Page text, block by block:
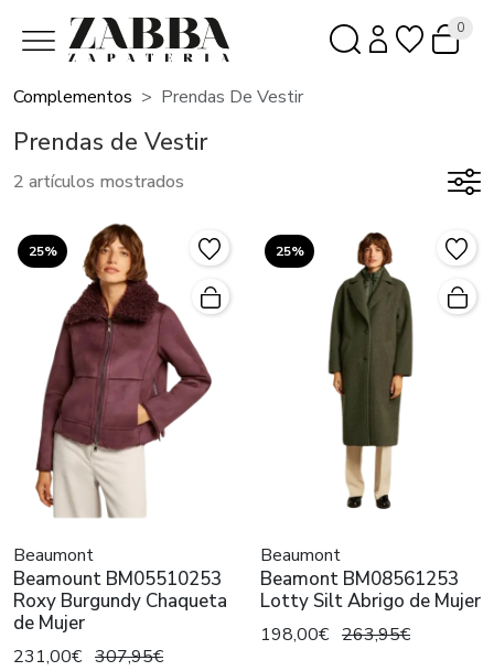
0
Complementos Prendas De Vestir
Prendas de Vestir
2 artículos mostrados
25%
Beaumont
Beamount BM05510253
Roxy Burgundy Chaqueta
de Mujer
231,00€ 307,95€
25%
Beaumont
Beamont BM08561253
Lotty Silt Abrigo de Mujer
198,00€ 263,95€